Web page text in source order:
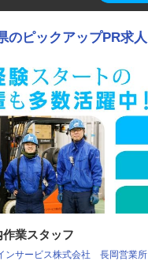
のピックアップPR求人
作業スタッフ
ンサービス株式会社 長岡営業所